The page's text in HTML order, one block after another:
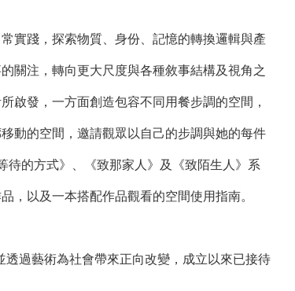
實踐，探索物質、身份、記憶的轉換邏輯與產
關注，轉向更大尺度與各種敘事結構及視角之
啟發，一方面創造包容不同用餐步調的空間，
動的空間，邀請觀眾以自己的步調與她的每件
的方式》、《致那家人》及《致陌生人》系
，以及一本搭配作品觀看的空間使用指南。
過藝術為社會帶來正向改變，成立以來已接待